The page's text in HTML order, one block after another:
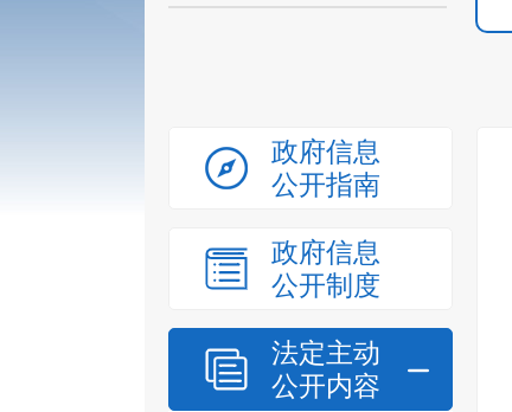
政府信息
公开指南
政府信息
公开制度
法定主动
公开内容